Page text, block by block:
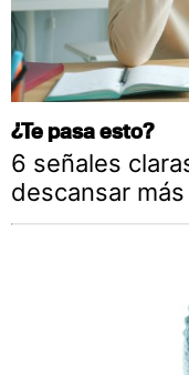
¿Te pasa esto?
6 señales
descansar más